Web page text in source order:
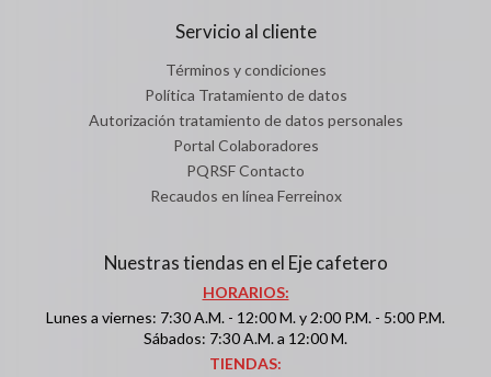
Servicio al cliente
Términos y condiciones
Política Tratamiento de datos
Autorización tratamiento de datos personales
Portal Colaboradores
PQRSF Contacto
Recaudos en línea Ferreinox
Nuestras tiendas en el Eje cafetero
HORARIOS:
Lunes a viernes: 7:30 A.M. - 12:00 M. y 2:00 P.M. - 5:00 P.M.
Sábados: 7:30 A.M. a 12:00 M.
TIENDAS: